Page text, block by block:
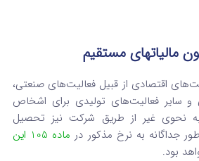
اقتصادی از قبیل فعالیت‌های صنعتی،
و سایر فعالیت‌های تولیدی برای‌ اشخاص
نحوی غیر از طریق شرکت نیز تحصیل
جداگانه به نرخ مذکور در
ماده‌ 105 این
بود.